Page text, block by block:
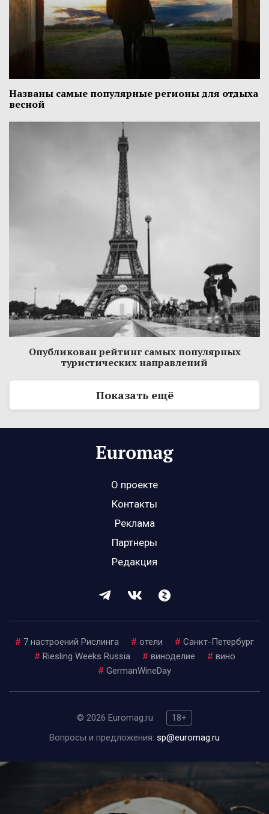
Названы самые популярные регионы для отдыха
весной
Опубликован рейтинг самых популярных
туристических направлений
Показать ещё
О проекте
Контакты
Реклама
Партнеры
Редакция
# 7 настроений Рислинга # отели # Санкт-Петербург
# Riesling Weeks Russia # виноделие # вино
# GermanWineDay
© 2026 Euromag.ru
18+
Вопросы и предложения: sp@euromag.ru